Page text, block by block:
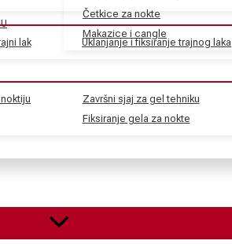
lak Uklanjanje i fiksiranje trajnog laka
Završni sjaj za gel tehniku
Fiksiranje gela za nokte
Četkice za nokte
Makazice i cangle